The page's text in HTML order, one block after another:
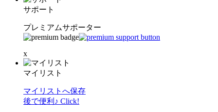
サポート
プレミアムサポーター
x
マイリスト
マイリストへ保存
後で便利♪ Click!